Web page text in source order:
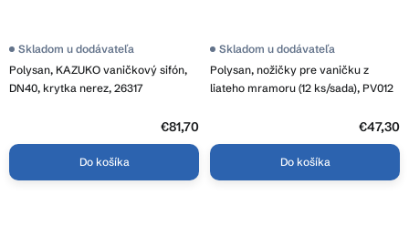
Polysan, KAZUKO vaničkový sifón,
DN40, krytka nerez, 26317
Skladom u dodávateľa
€81,70
Do košíka
Polysan, nožičky pre vaničku z
liateho mramoru (12 ks/sada), PV012
Skladom u dodávateľa
€47,30
Do košíka